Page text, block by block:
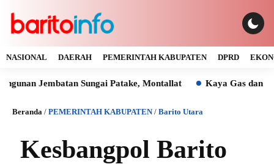
NASIONAL DAERAH PEMERINTAH KABUPATEN DPRD
Sungai Patake, Montallat Kaya Gas dan Batu Bara
Beranda / PEMERINTAH KABUPATEN/ Barito Utara
Kesbangpol Barito